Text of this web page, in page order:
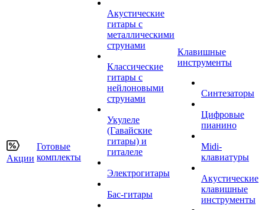
Акции
Готовые
комплекты
Акустические
гитары с
металлическими
струнами
Классические
гитары с
нейлоновыми
струнами
Укулеле
(Гавайские
гитары) и
гиталеле
Электрогитары
Бас-гитары
Клавишные
инструменты
Синтезаторы
Цифровые
пианино
Midi-
клавиатуры
Акустические
клавишные
инструменты